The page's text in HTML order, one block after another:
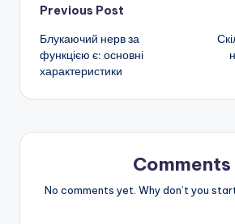
Post
navigation
Previous Post
Блукаючий нерв за
функцією є: основні
характеристики
Comments
No comments yet. Why don’t you